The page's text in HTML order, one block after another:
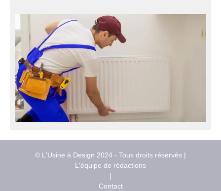
© L'Usine à Design 2024 - Tous droits réservés |
L'équipe de rédactions
|
Contact